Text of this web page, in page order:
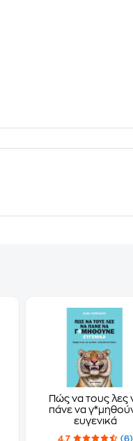
Πώς να τους λες
πάνε να
ευγενικά
4.7
(6)